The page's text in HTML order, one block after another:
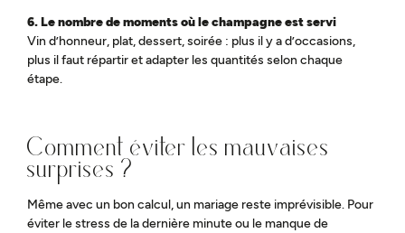
6. Le nombre de moments où le champagne est servi
Vin d’honneur, plat, dessert, soirée : plus il y a d’occasions,
plus il faut répartir et adapter les quantités selon chaque
étape.
Comment éviter les mauvaises
surprises ?
Même avec un bon calcul, un mariage reste imprévisible. Pour
éviter le stress de la dernière minute ou le manque de